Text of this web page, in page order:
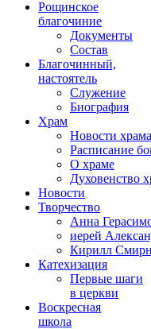
Рощинское
благочиние
Документы
Состав
Благочинный,
настоятель
Служение
Биография
Храм
Новости храма
Расписание
О храме
Духовенство
Новости
Творчество
Анна
иерей
Кирилл
Катехизация
Первые шаги
в церкви
Воскресная
школа